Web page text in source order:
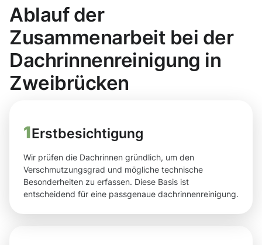
Ablauf der
Zusammenarbeit bei der
Dachrinnenreinigung in
Zweibrücken
1Erstbesichtigung
Wir prüfen die Dachrinnen gründlich, um den
Verschmutzungsgrad und mögliche technische
Besonderheiten zu erfassen. Diese Basis ist
entscheidend für eine passgenaue dachrinnenreinigung.